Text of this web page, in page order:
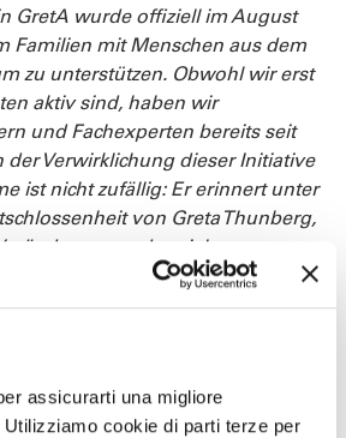
assicurarti una migliore
cookie di parti terze per
GretA wurde offiziell im August
Familien mit Menschen aus dem
zu unterstützen. Obwohl wir erst
aktiv sind, haben wir
und Fachexperten bereits seit
der Verwirklichung dieser Initiative
ist nicht zufällig: Er erinnert unter
von Greta Thunberg,
und soziales
die Präsidentin von GretA,
Carine
an die Sparkasse für die
Spendengeldern, die über die
gesammelt werden,
für Wohntraining für